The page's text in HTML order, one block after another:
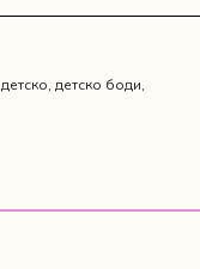
детско, детско боди,